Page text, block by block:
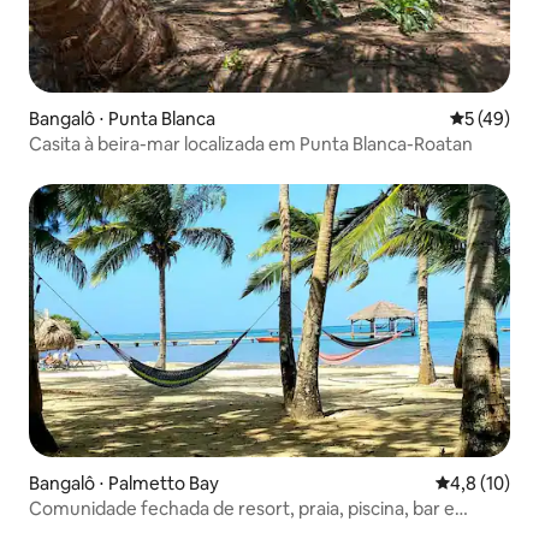
Bangalô ⋅ Punta Blanca 5 de uma
5 (49)
Casita à beira-mar localizada em Punta Blanca-Roatan
Bangalô ⋅ Palmetto Bay 4,8 de uma
4,8 (10)
Comunidade fechada de resort, praia, piscina, bar e